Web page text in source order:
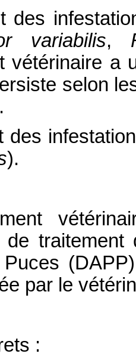
des
variabilis,
vétérinaire a
selon
des
).
de
par le
: